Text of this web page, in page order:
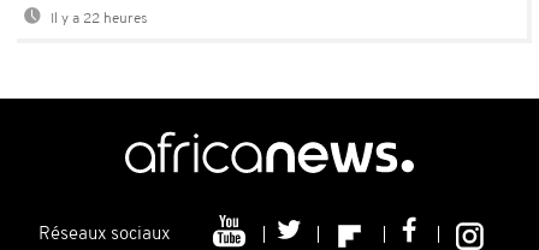
Il y a 22 heures
Réseaux sociaux